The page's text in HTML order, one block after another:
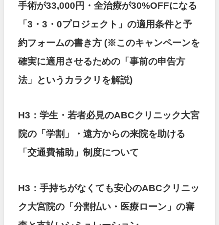
手術が33,000円・全治療が30%OFFになる
「3・3・0プロジェクト」の適用条件と予
約フォームの書き方 (※このキャンペーンを
確実に適用させるための「事前の申告方
法」というカラクリを解説)
H3：学生・若者必見のABCクリニック大宮
院の「学割」・遠方からの来院を助ける
「交通費補助」制度について
H3：手持ちがなくても安心のABCクリニッ
ク大宮院の「分割払い・医療ローン」の審